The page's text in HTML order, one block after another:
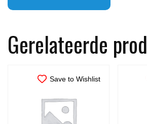
Gerelateerde
Save to Wishlist